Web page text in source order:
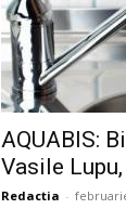
AQUABIS:
Vasile
Redactia -